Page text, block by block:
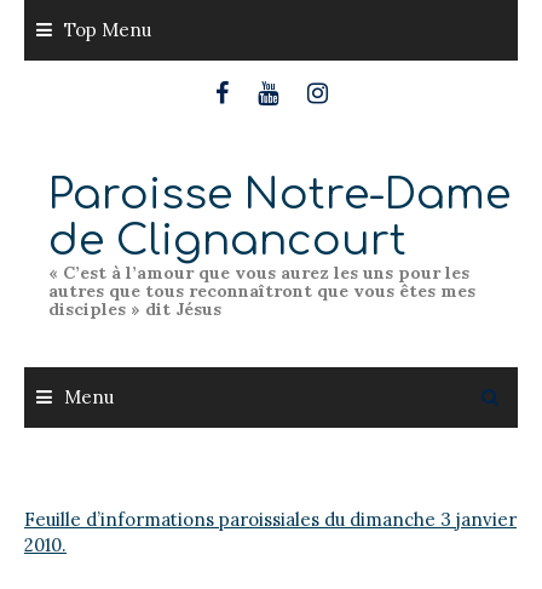
content
Top Menu
Paroisse Notre-Dame
de Clignancourt
« C’est à l’amour que vous aurez les uns pour les
autres que tous reconnaîtront que vous êtes mes
disciples » dit Jésus
Menu
Feuille d’informations paroissiales du dimanche 3 janvier
2010.